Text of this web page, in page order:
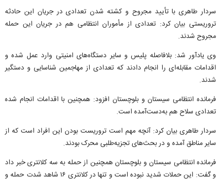
سردار طاهری با تأیید مجروح و کشته شدن تعدادی در جریان این حادثه
تروریستی بیان کرد: تعدادی از مأموران انتظامی هم در جریان این حمله
مجروح شدند.
وی یادآور شد: بلافاصله پلیس و سایر دستگاه‌های امنیتی وارد عمل شده و
اقدامات مقابله‌ای را انجام دادند که تعدادی از مهاجمین شناسایی و دستگیر
شدند.
فرمانده انتظامی سیستان و بلوچستان افزود: همچنین با اقدامات انجام شده
تعدادی سلاح هم به‌دست‌آمده است.
سردار طاهری بیان کرد: آنچه مهم است تروریست بودن این افراد است که از
سایر مناطق آمده و در بحث‌های تجزیه‌طلبی محرک بودند.
فرمانده انتظامی سیستان و بلوچستان همچنین از حمله به سه کلانتری خبر داد
و گفت: این حملات شدید نبوده است و تنها در کلانتری ۱۶ شاهد شدت حمله و